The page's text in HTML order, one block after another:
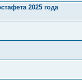
2025 года